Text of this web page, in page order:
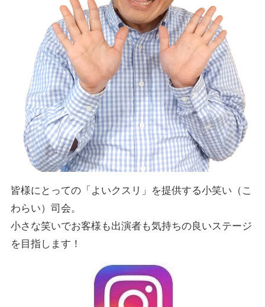
皆様にとっての「よいクスリ」を提供する小笑い（こ
わらい）司会。
小さな笑いでお客様も出演者も気持ちの良いステージ
を目指します！